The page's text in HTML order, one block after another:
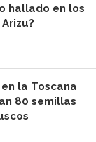
hallado en los
la Toscana
80 semillas